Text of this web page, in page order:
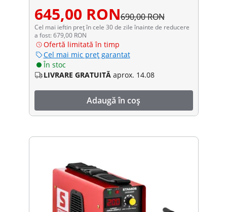
645,00 RON690,00 RON
Cel mai ieftin preț în cele 30 de zile înainte de reducere
a fost: 679,00 RON
Ofertă limitată în timp
Cel mai mic preț garantat
În stoc
LIVRARE GRATUITĂ aprox. 14.08
Adaugă în coș